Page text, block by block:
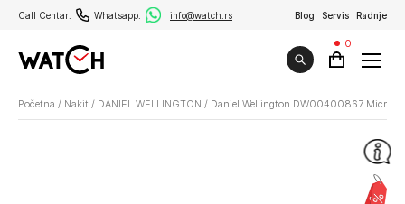
Call Centar: Whatsapp: info@watch.rs Blog Servis Radnje
0
Početna / Nakit / DANIEL WELLINGTON / Daniel Wellington DW00400867 Micro